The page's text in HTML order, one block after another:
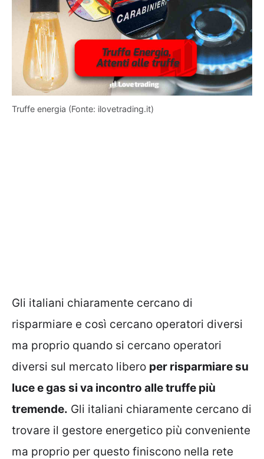
Truffe energia (Fonte: ilovetrading.it)
Gli italiani chiaramente cercano di
risparmiare e così cercano operatori diversi
ma proprio quando si cercano operatori
diversi sul mercato libero per risparmiare su
luce e gas si va incontro alle truffe più
tremende. Gli italiani chiaramente cercano di
trovare il gestore energetico più conveniente
ma proprio per questo finiscono nella rete